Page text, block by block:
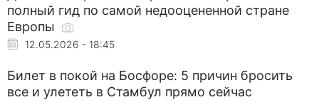
полный гид по самой недооцененной стране
Европы
12.05.2026 - 18:45
Билет в покой на Босфоре: 5 причин бросить
все и улететь в Стамбул прямо сейчас